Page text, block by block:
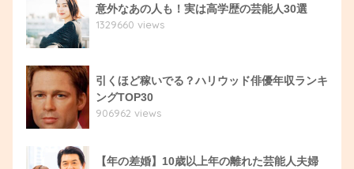
意外なあの人も！実は高学歴の芸能人30選
1329660 views
引くほど稼いでる？ハリウッド俳優年収ランキ
ングTOP30
906962 views
【年の差婚】10歳以上年の離れた芸能人夫婦